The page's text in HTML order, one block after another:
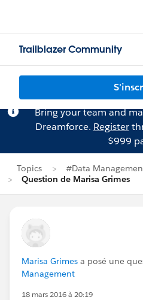
Trailblazer Community
Bring your team and
Dreamforce. Register
$999
Topics
#Data
Question de Marisa Grimes
Marisa Grimes a posé une
Management
18 mars 2016 à 20:19